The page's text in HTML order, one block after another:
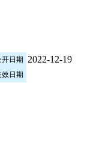
开日期 2022-12-19
效日期